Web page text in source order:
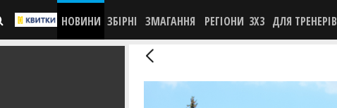
НОВИНИ ЗБІРНІ ЗМАГАННЯ РЕГІОНИ 3X3 ДЛЯ ТРЕНЕРІВ